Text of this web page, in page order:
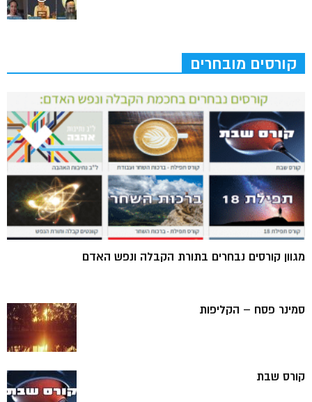
קורסים מובחרים
מגוון קורסים נבחרים בתורת הקבלה ונפש האדם
סמינר פסח – הקליפות
קורס שבת